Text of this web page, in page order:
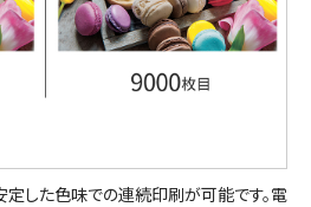
した色味での連続印刷が可能です。電